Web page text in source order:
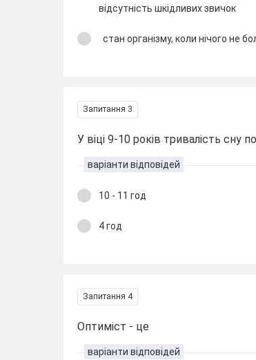
відсутність шкідливих звичок
стан організму, коли нічого не
Запитання 3
У віці 9-10 років тривалість сну
варіанти відповідей
10 - 11 год
4 год
Запитання 4
Оптиміст - це
варіанти відповідей